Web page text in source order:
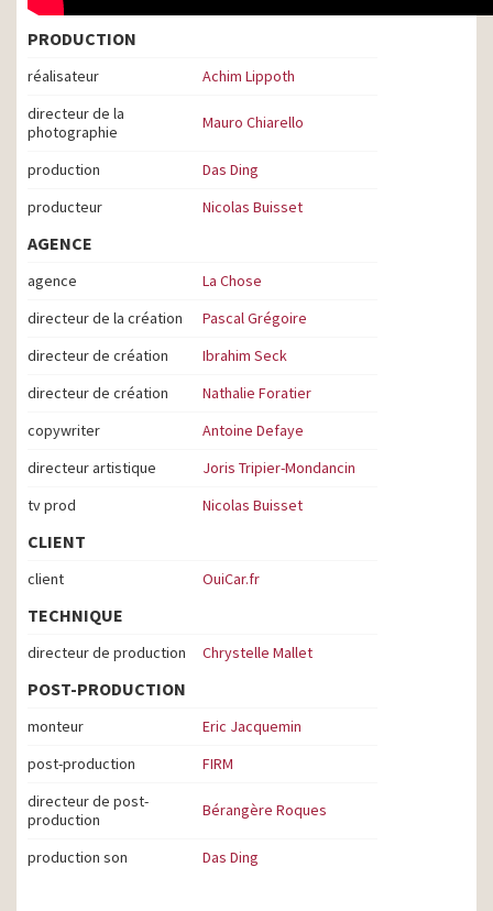
PRODUCTION
réalisateur
Achim Lippoth
directeur de la
photographie
Mauro Chiarello
production
Das Ding
producteur
Nicolas Buisset
AGENCE
agence
La Chose
directeur de la création
Pascal Grégoire
directeur de création
Ibrahim Seck
directeur de création
Nathalie Foratier
copywriter
Antoine Defaye
directeur artistique
Joris Tripier-Mondancin
tv prod
Nicolas Buisset
CLIENT
client OuiCar.fr
TECHNIQUE
directeur de production Chrystelle Mallet
POST-PRODUCTION
monteur
Eric Jacquemin
post-production
FIRM
directeur de post-
production
Bérangère Roques
production son Das Ding